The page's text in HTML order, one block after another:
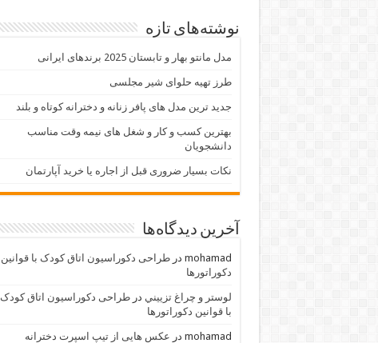
نوشته‌های تازه
مدل مانتو بهار و تابستان 2025 برندهای ایرانی
طرز تهیه حلوای شیر مجلسی
جدید ترین مدل های پافر زنانه و دخترانه کوتاه و بلند
بهترین کسب و کار و شغل های نیمه وقت مناسب
دانشجویان
نکات بسیار ضروری قبل از اجاره یا خرید آپارتمان
آخرین دیدگاه‌ها
mohamad درطراحی دکوراسیون اتاق کودک با قوانین
دکوراتورها
لوستر و چراغ تزييني درطراحی دکوراسیون اتاق کودک
با قوانین دکوراتورها
mohamad در عکس هایی از تیپ اسپرت دخترانه